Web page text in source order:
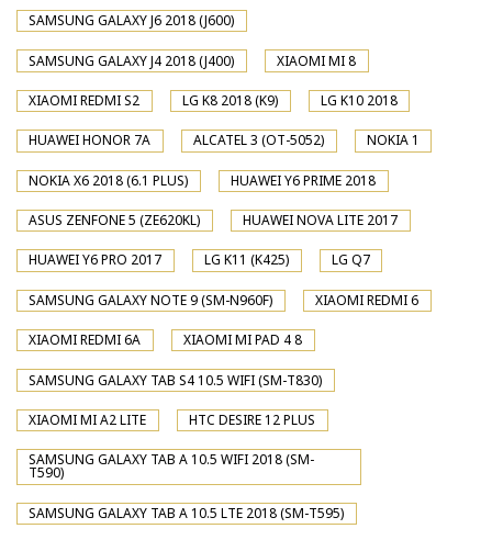
SAMSUNG GALAXY J6 2018 (J600)
SAMSUNG GALAXY J4 2018 (J400) XIAOMI MI 8
XIAOMI REDMI S2 LG K8 2018 (K9) LG K10 2018
HUAWEI HONOR 7A ALCATEL 3 (OT-5052) NOKIA 1
NOKIA X6 2018 (6.1 PLUS) HUAWEI Y6 PRIME 2018
ASUS ZENFONE 5 (ZE620KL) HUAWEI NOVA LITE 2017
HUAWEI Y6 PRO 2017 LG K11 (K425) LG Q7
SAMSUNG GALAXY NOTE 9 (SM-N960F) XIAOMI REDMI 6
XIAOMI REDMI 6A XIAOMI MI PAD 4 8
SAMSUNG GALAXY TAB S4 10.5 WIFI (SM-T830)
XIAOMI MI A2 LITE HTC DESIRE 12 PLUS
SAMSUNG GALAXY TAB A 10.5 WIFI 2018 (SM-
T590)
SAMSUNG GALAXY TAB A 10.5 LTE 2018 (SM-T595)